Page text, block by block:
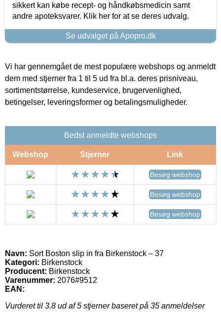
sikkert kan købe recept- og håndkøbsmedicin samt
andre apoteksvarer. Klik her for at se deres udvalg.
Se udvalget på Apopro.dk
Vi har gennemgået de mest populære webshops og anmeldt
dem med stjerner fra 1 til 5 ud fra bl.a. deres prisniveau,
sortimentstørrelse, kundeservice, brugervenlighed,
betingelser, leveringsformer og betalingsmuligheder.
Bedst anmeldte webshops
Webshop Stjerner Link
Besøg webshop
Besøg webshop
Besøg webshop
Navn: Sort Boston slip in fra Birkenstock – 37
Kategori: Birkenstock
Producent: Birkenstock
Varenummer: 2076#9512
EAN:
Vurderet til 3.8 ud af 5 stjerner baseret på 35 anmeldelser